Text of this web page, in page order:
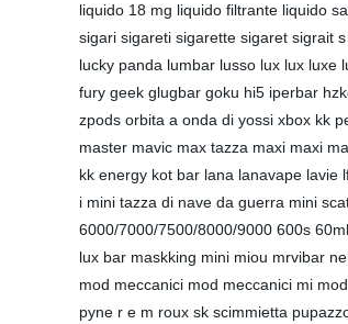
liquido 18 mg liquido filtrante liquido
sigari sigareti sigarette sigaret sigrait s
lucky panda lumbar lusso lux lux luxe
fury geek glugbar goku hi5 iperbar
zpods orbita a onda di yossi xbox kk
master mavic max tazza maxi maxi
kk energy kot bar lana lanavape lavie
i mini tazza di nave da guerra mini
6000/7000/7500/8000/9000 600s
lux bar maskking mini miou mrvibar ne
mod meccanici mod meccanici mi
pyne r e m roux sk scimmietta